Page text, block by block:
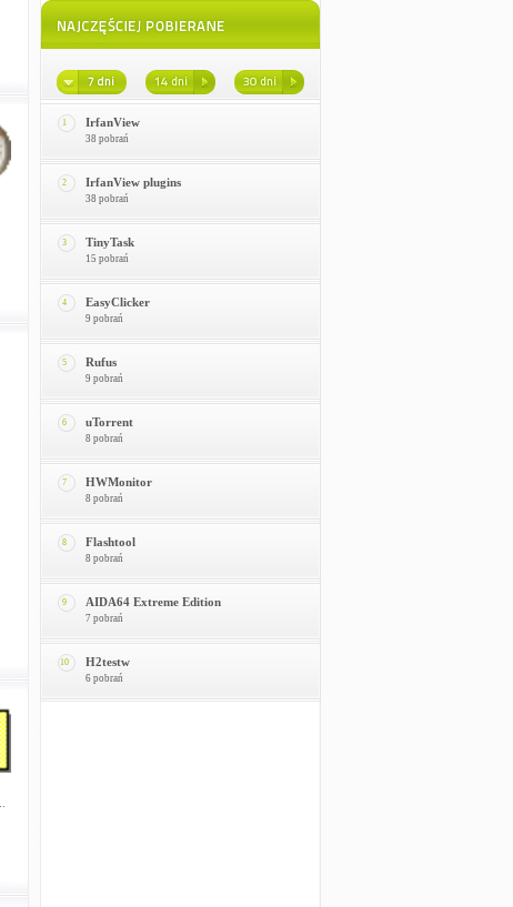
1 IrfanView
38 pobrań
2 IrfanView plugins
38 pobrań
3 TinyTask
15 pobrań
4 EasyClicker
9 pobrań
5 Rufus
9 pobrań
6 uTorrent
8 pobrań
7 HWMonitor
8 pobrań
8 Flashtool
8 pobrań
9 AIDA64 Extreme Edition
7 pobrań
10 H2testw
6 pobrań